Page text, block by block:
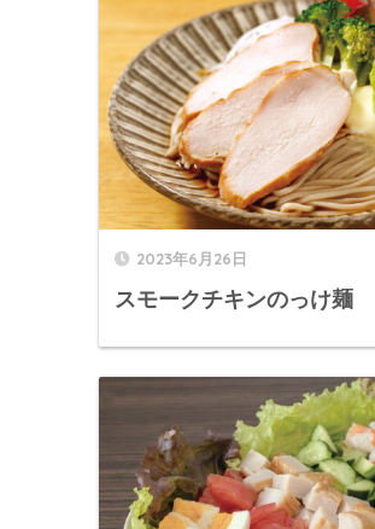
2023年6月26日
スモークチキンのっけ麺